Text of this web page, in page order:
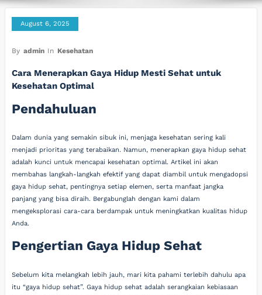
August 6, 2025
By admin In Kesehatan
Cara Menerapkan Gaya Hidup Mesti Sehat untuk
Kesehatan Optimal
Pendahuluan
Dalam dunia yang semakin sibuk ini, menjaga kesehatan sering kali
menjadi prioritas yang terabaikan. Namun, menerapkan gaya hidup sehat
adalah kunci untuk mencapai kesehatan optimal. Artikel ini akan
membahas langkah-langkah efektif yang dapat diambil untuk mengadopsi
gaya hidup sehat, pentingnya setiap elemen, serta manfaat jangka
panjang yang bisa diraih. Bergabunglah dengan kami dalam
mengeksplorasi cara-cara berdampak untuk meningkatkan kualitas hidup
Anda.
Pengertian Gaya Hidup Sehat
Sebelum kita melangkah lebih jauh, mari kita pahami terlebih dahulu apa
itu “gaya hidup sehat”. Gaya hidup sehat adalah serangkaian kebiasaan